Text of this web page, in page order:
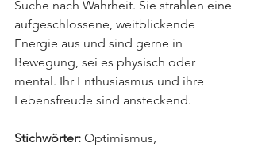
Suche nach Wahrheit. Sie strahlen eine
aufgeschlossene, weitblickende
Energie aus und sind gerne in
Bewegung, sei es physisch oder
mental. Ihr Enthusiasmus und ihre
Lebensfreude sind ansteckend.
Stichwörter: Optimismus,